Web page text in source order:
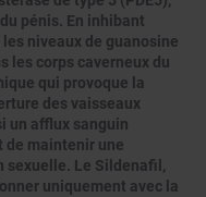
pénis. En inhibant
niveaux de guanosine
les corps caverneux du
qui provoque la
des vaisseaux
un afflux sanguin
de maintenir une
sexuelle. Le Sildenafil,
uniquement avec la